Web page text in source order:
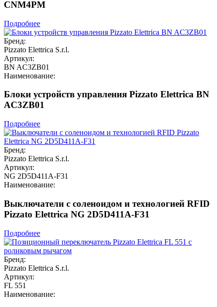
CNM4PM
Подробнее
Бренд:
Pizzato Elettrica S.r.l.
Артикул:
BN AC3ZB01
Наименование:
Блоки устройств управления Pizzato Elettrica BN
AC3ZB01
Подробнее
Бренд:
Pizzato Elettrica S.r.l.
Артикул:
NG 2D5D411A-F31
Наименование:
Выключатели с соленоидом и технологией RFID
Pizzato Elettrica NG 2D5D411A-F31
Подробнее
Бренд:
Pizzato Elettrica S.r.l.
Артикул:
FL 551
Наименование: